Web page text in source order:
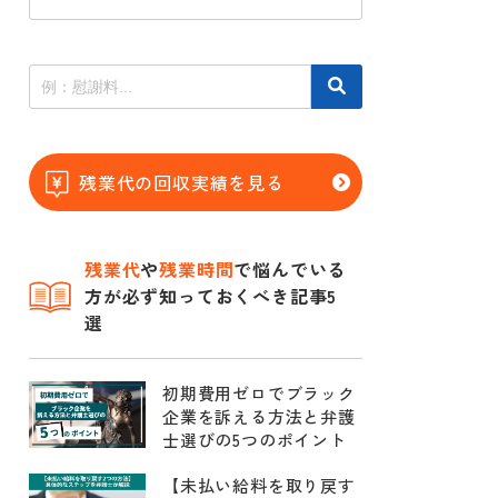
残業代の回収実績を見る
残業代や残業時間で悩んでいる
方が必ず知っておくべき記事5
選
初期費用ゼロでブラック
企業を訴える方法と弁護
士選びの5つのポイント
【未払い給料を取り戻す